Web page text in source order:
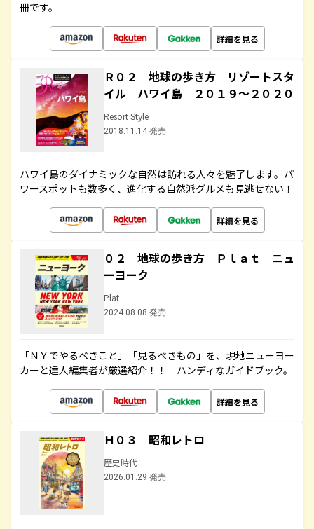
冊です。
詳細を見る
Ｒ０２ 地球の歩き方 リゾートスタ
イル ハワイ島 ２０１９～２０２０
Resort Style
2018.11.14 発売
ハワイ島のダイナミックな自然は訪れる人々を魅了します。パ
ワースポットも数多く、進化する自然派グルメも見逃せない！
詳細を見る
０２ 地球の歩き方 Ｐｌａｔ ニュ
ーヨーク
Plat
2024.08.08 発売
「ＮＹでやるべきこと」「見るべきもの」を、現地ニューヨー
カーと達人編集者が厳選紹介！！ ハンディなガイドブック。
詳細を見る
Ｈ０３ 昭和レトロ
歴史時代
2026.01.29 発売